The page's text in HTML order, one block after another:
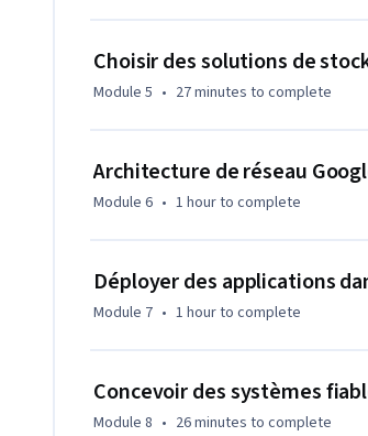
Choisir des solutions de
Module 5 • 27 minutes to complete
Architecture de réseau
Module 6 • 1 hourto complete
Déployer des applications
Module 7 • 1 hourto complete
Concevoir des systèmes
Module 8 • 26 minutes to complete